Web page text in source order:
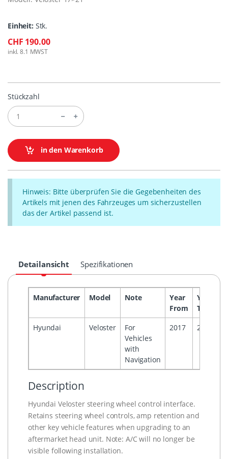
Einheit: Stk.
CHF 190.00
inkl. 8.1 MWST
Stückzahl
in den Warenkorb
Hinweis: Bitte überprüfen Sie die Gegebenheiten des
Artikels mit jenen des Fahrzeuges um sicherzustellen
das der Artikel passend ist.
Detailansicht Spezifikationen
Manufacturer Model Note
Year
From
Year
To
Hyundai Veloster
For
Vehicles
with
Navigation
2017 2021
Description
Hyundai Veloster steering wheel control interface.
Retains steering wheel controls, amp retention and
other key vehicle features when upgrading to an
aftermarket head unit. Note: A/C will no longer be
visible following installation.